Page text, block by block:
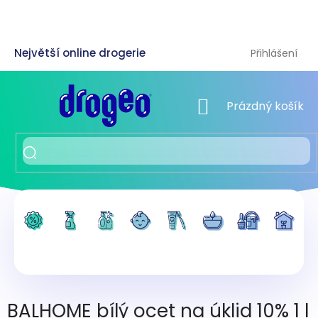
Přihlášení
NÁKUPNÍ KOŠÍK
Prázdný košík
BALHOME bílý ocet na úklid 10% 1 l